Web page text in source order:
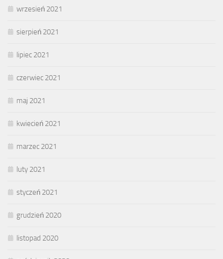
wrzesień 2021
sierpień 2021
lipiec 2021
czerwiec 2021
maj 2021
kwiecień 2021
marzec 2021
luty 2021
styczeń 2021
grudzień 2020
listopad 2020